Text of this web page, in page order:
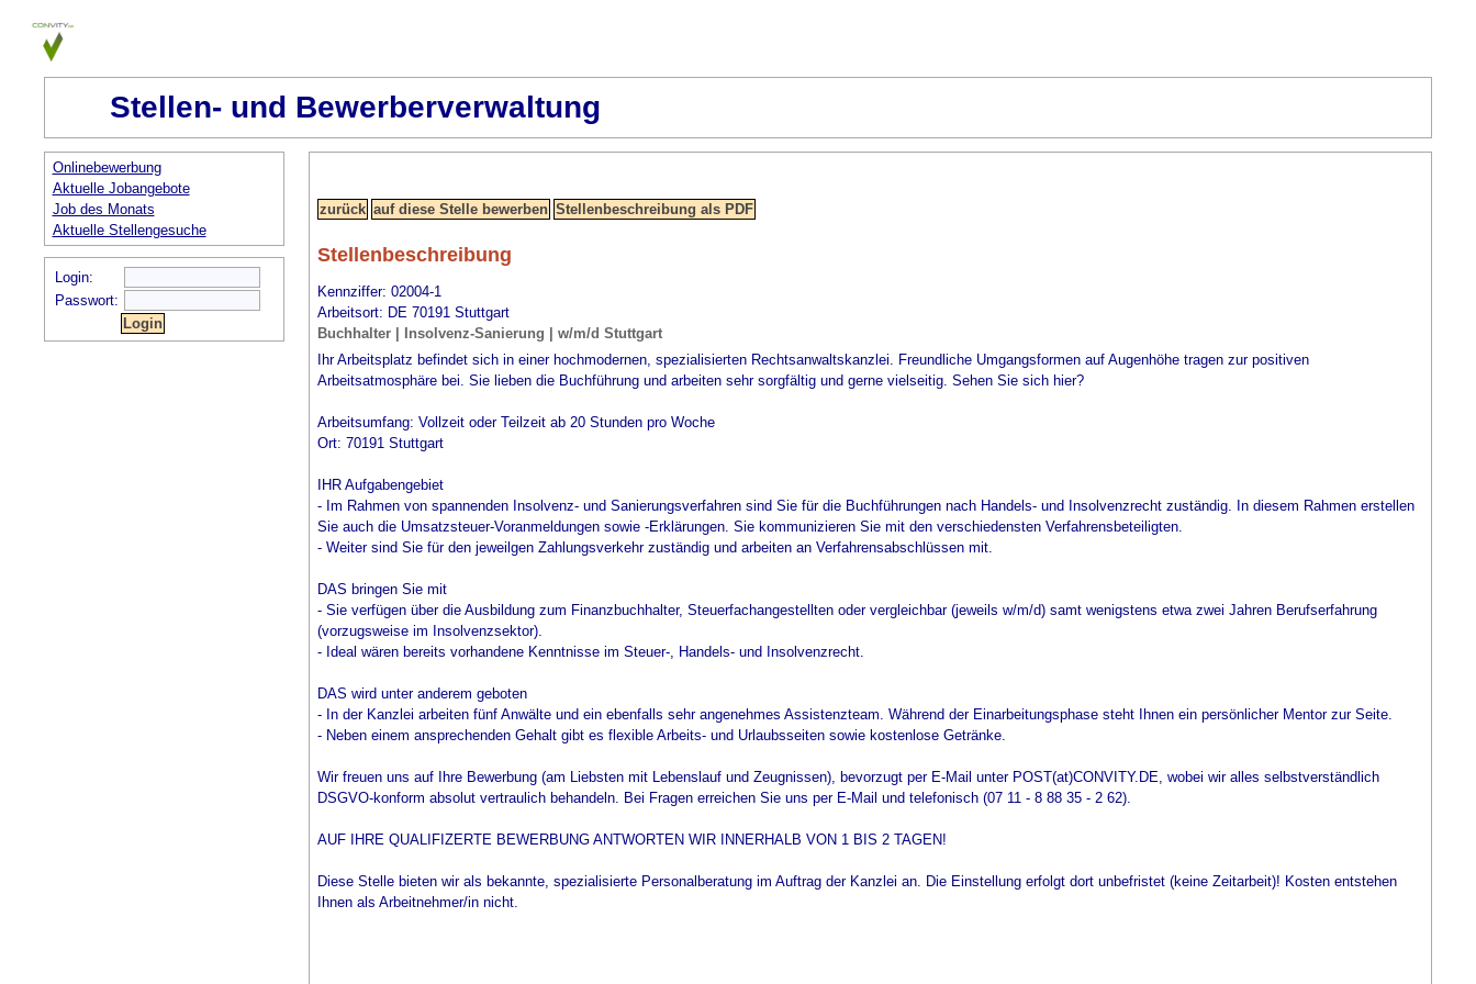
Stellen- und Bewerberverwaltung
Onlinebewerbung
Aktuelle Jobangebote
Job des Monats
Aktuelle Stellengesuche
Login:
Passwort:
Stellenbeschreibung
Kennziffer: 02004-1
Arbeitsort: DE 70191 Stuttgart
Buchhalter | Insolvenz-Sanierung | w/m/d Stuttgart
Ihr Arbeitsplatz befindet sich in einer hochmodernen, spezialisierten Rechtsanwaltskanzlei. Freundliche Umgangsformen auf Augenhöhe tragen zur positiven
Arbeitsatmosphäre bei. Sie lieben die Buchführung und arbeiten sehr sorgfältig und gerne vielseitig. Sehen Sie sich hier?
Arbeitsumfang: Vollzeit oder Teilzeit ab 20 Stunden pro Woche
Ort: 70191 Stuttgart
IHR Aufgabengebiet
- Im Rahmen von spannenden Insolvenz- und Sanierungsverfahren sind Sie für die Buchführungen nach Handels- und Insolvenzrecht zuständig. In diesem Rahmen erstellen
Sie auch die Umsatzsteuer-Voranmeldungen sowie -Erklärungen. Sie kommunizieren Sie mit den verschiedensten Verfahrensbeteiligten.
- Weiter sind Sie für den jeweilgen Zahlungsverkehr zuständig und arbeiten an Verfahrensabschlüssen mit.
DAS bringen Sie mit
- Sie verfügen über die Ausbildung zum Finanzbuchhalter, Steuerfachangestellten oder vergleichbar (jeweils w/m/d) samt wenigstens etwa zwei Jahren Berufserfahrung
(vorzugsweise im Insolvenzsektor).
- Ideal wären bereits vorhandene Kenntnisse im Steuer-, Handels- und Insolvenzrecht.
DAS wird unter anderem geboten
- In der Kanzlei arbeiten fünf Anwälte und ein ebenfalls sehr angenehmes Assistenzteam. Während der Einarbeitungsphase steht Ihnen ein persönlicher Mentor zur Seite.
- Neben einem ansprechenden Gehalt gibt es flexible Arbeits- und Urlaubsseiten sowie kostenlose Getränke.
Wir freuen uns auf Ihre Bewerbung (am Liebsten mit Lebenslauf und Zeugnissen), bevorzugt per E-Mail unter POST(at)CONVITY.DE, wobei wir alles selbstverständlich
DSGVO-konform absolut vertraulich behandeln. Bei Fragen erreichen Sie uns per E-Mail und telefonisch (07 11 - 8 88 35 - 2 62).
AUF IHRE QUALIFIZERTE BEWERBUNG ANTWORTEN WIR INNERHALB VON 1 BIS 2 TAGEN!
Diese Stelle bieten wir als bekannte, spezialisierte Personalberatung im Auftrag der Kanzlei an. Die Einstellung erfolgt dort unbefristet (keine Zeitarbeit)! Kosten entstehen
Ihnen als Arbeitnehmer/in nicht.